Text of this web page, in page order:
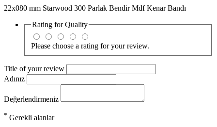
22x080 mm Starwood 300 Parlak Bendir Mdf Kenar Bandı
Rating forQuality
Please choose a rating for your review.
Title of your review
Adınız
Değerlendirmeniz
* Gerekli alanlar